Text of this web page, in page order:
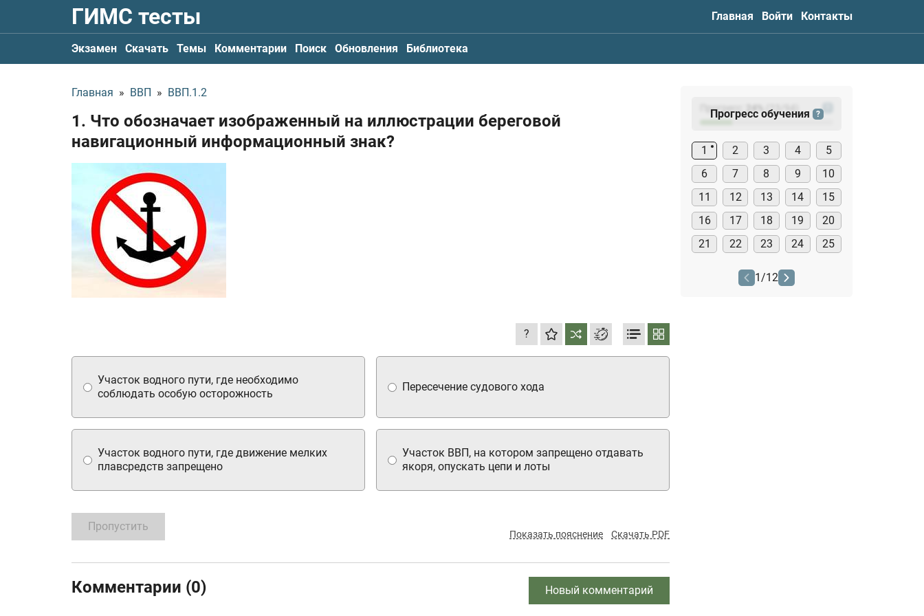
ГИМС тесты Главная Войти Контакты
Экзамен Скачать Темы Комментарии Поиск Обновления Библиотека
Главная » ВВП » ВВП.1.2
1. Что обозначает изображенный на иллюстрации береговой
навигационный информационный знак?
?
Участок ВВП, на котором запрещено отдавать
якоря, опускать цепи и лоты
Пересечение судового хода
Участок водного пути, где необходимо
соблюдать особую осторожность
Участок водного пути, где движение мелких
плавсредств запрещено
Пропустить
Показать пояснение Скачать PDF
Комментарии (0) Новый комментарий
Прогресс: (23
Прогресс обучения ?
1 2 3 4
5
6
7 8 9
10
11
12 13 14
15
16
17 18 19
20
21
22 23 24 25
1/12